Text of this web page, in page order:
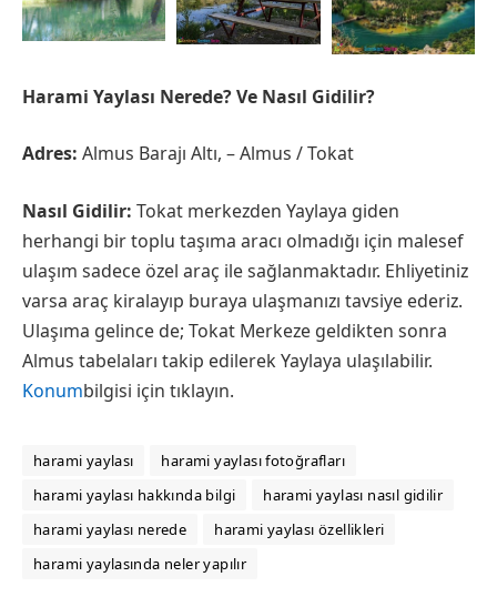
Harami Yaylası Nerede? Ve Nasıl Gidilir?
Adres: Almus Barajı Altı, – Almus / Tokat
Nasıl Gidilir: Tokat merkezden Yaylaya giden
herhangi bir toplu taşıma aracı olmadığı için malesef
ulaşım sadece özel araç ile sağlanmaktadır. Ehliyetiniz
varsa araç kiralayıp buraya ulaşmanızı tavsiye ederiz.
Ulaşıma gelince de; Tokat Merkeze geldikten sonra
Almus tabelaları takip edilerek Yaylaya ulaşılabilir.
Konumbilgisi için tıklayın.
harami yaylası
harami yaylası fotoğrafları
harami yaylası hakkında bilgi
harami yaylası nasıl gidilir
harami yaylası nerede
harami yaylası özellikleri
harami yaylasında neler yapılır